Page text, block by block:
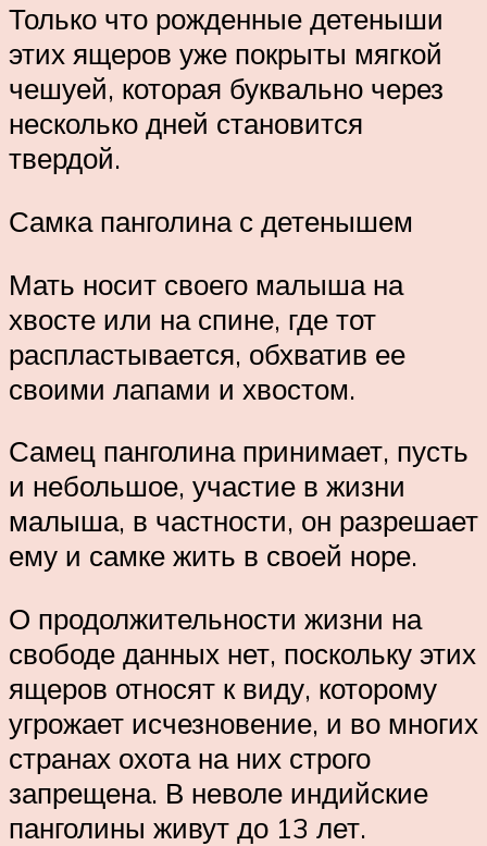
Только что рожденные детеныши
этих ящеров уже покрыты мягкой
чешуей, которая буквально через
несколько дней становится
твердой.
Самка панголина с детенышем
Мать носит своего малыша на
хвосте или на спине, где тот
распластывается, обхватив ее
своими лапами и хвостом.
Самец панголина принимает, пусть
и небольшое, участие в жизни
малыша, в частности, он разрешает
ему и самке жить в своей норе.
О продолжительности жизни на
свободе данных нет, поскольку этих
ящеров относят к виду, которому
угрожает исчезновение, и во многих
странах охота на них строго
запрещена. В неволе индийские
панголины живут до 13 лет.